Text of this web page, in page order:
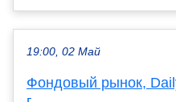
19:00, 02 Май
Фондовый рынок,